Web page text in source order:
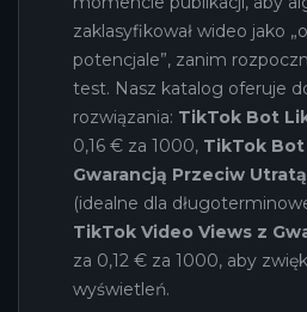
zaklasyfikował wideo jako
potencjale”, zanim
test. Nasz katalog oferuje
rozwiązania: TikTok Bot
0,16 € za 1000, TikTok Bot
Gwarancją Przeciw Utratą
(idealne dla
TikTok Video Views z
za 0,12 € za 1000, aby
wyświetleń.